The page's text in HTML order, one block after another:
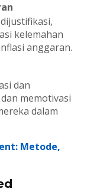
kelemahan
anggaran.
dan
memotivasi
dalam
Metode,